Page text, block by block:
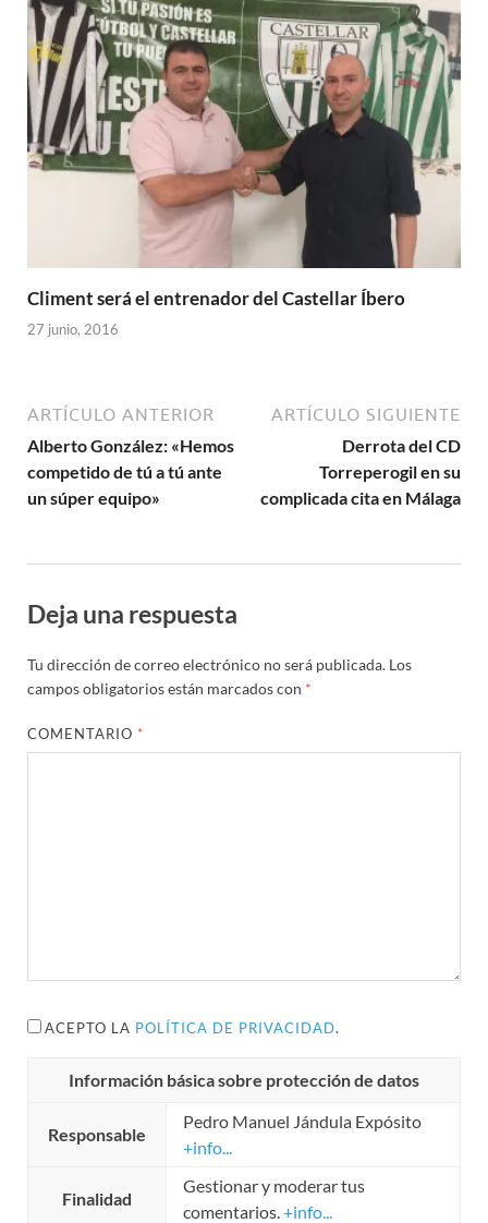
Climent será el entrenador del Castellar Íbero
27 junio, 2016
ARTÍCULO ANTERIOR
Alberto González: «Hemos
competido de tú a tú ante
un súper equipo»
ARTÍCULO SIGUIENTE
Derrota del CD
Torreperogil en su
complicada cita en Málaga
Deja una respuesta
Tu dirección de correo electrónico no será publicada. Los
campos obligatorios están marcados con *
COMENTARIO *
ACEPTO LA POLÍTICA DE PRIVACIDAD.
Información básica sobre protección de datos
Responsable
Pedro Manuel Jándula Expósito
+info...
Finalidad
Gestionar y moderar tus
comentarios. +info...